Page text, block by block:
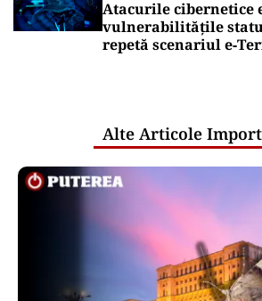
Atacurile cibernetice
vulnerabilitățile
repetă scenariul
Alte Articole